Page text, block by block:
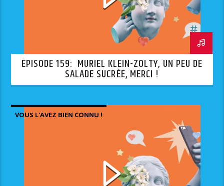
ÉPISODE 159: MURIEL KLEIN-ZOLTY, UN PEU DE
SALADE SUCRÉE, MERCI !
VOUS L'AVEZ BIEN CONNU !